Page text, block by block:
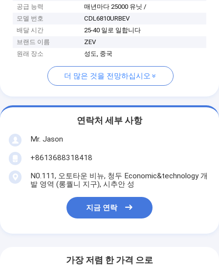
공급 능력
매년마다 25000 유닛 /
모델 번호
CDL6810URBEV
배달 시간
25-40 일로 일합니다
브랜드 이름
ZEV
원래 장소
성도, 중국
더 많은 것을 전망하십시오
연락처 세부 사항
Mr. Jason
+8613688318418
N0.111, 오토타운 비뉴, 청두 Economic&technology 개
발 영역 (롱퀄니 지구), 시추안 성
지금 연락
가장 저렴 한 가격 으로